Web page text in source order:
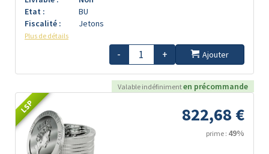
Etat :
BU
Fiscalité :
Jetons
Plus de détails
- + Ajouter
Valable indéfinimenten précommande
LSP 822,68 €
prime : 49%